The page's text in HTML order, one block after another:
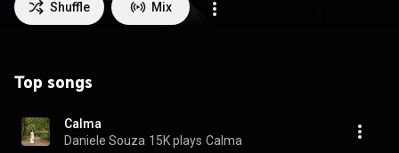
Shuffle Mix
Top songs
Calma
Daniele Souza 15K plays Calma